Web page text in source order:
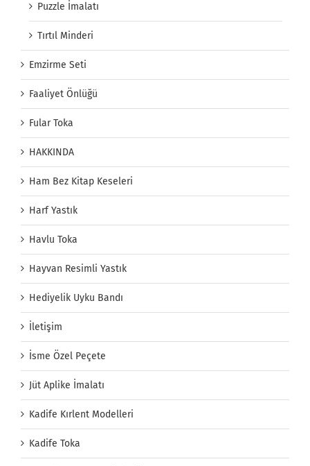
Puzzle İmalatı
Tırtıl Minderi
Emzirme Seti
Faaliyet Önlüğü
Fular Toka
HAKKINDA
Ham Bez Kitap Keseleri
Harf Yastık
Havlu Toka
Hayvan Resimli Yastık
Hediyelik Uyku Bandı
İletişim
İsme Özel Peçete
Jüt Aplike İmalatı
Kadife Kırlent Modelleri
Kadife Toka